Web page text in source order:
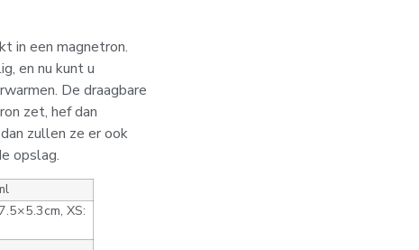
in een magnetron.
en nu kunt u
De draagbare
zet, hef dan
zullen ze er ook
opslag.
XS: